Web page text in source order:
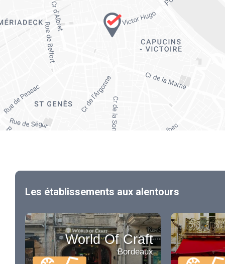
Les établissements aux alentours
World Of Craft
Bordeaux